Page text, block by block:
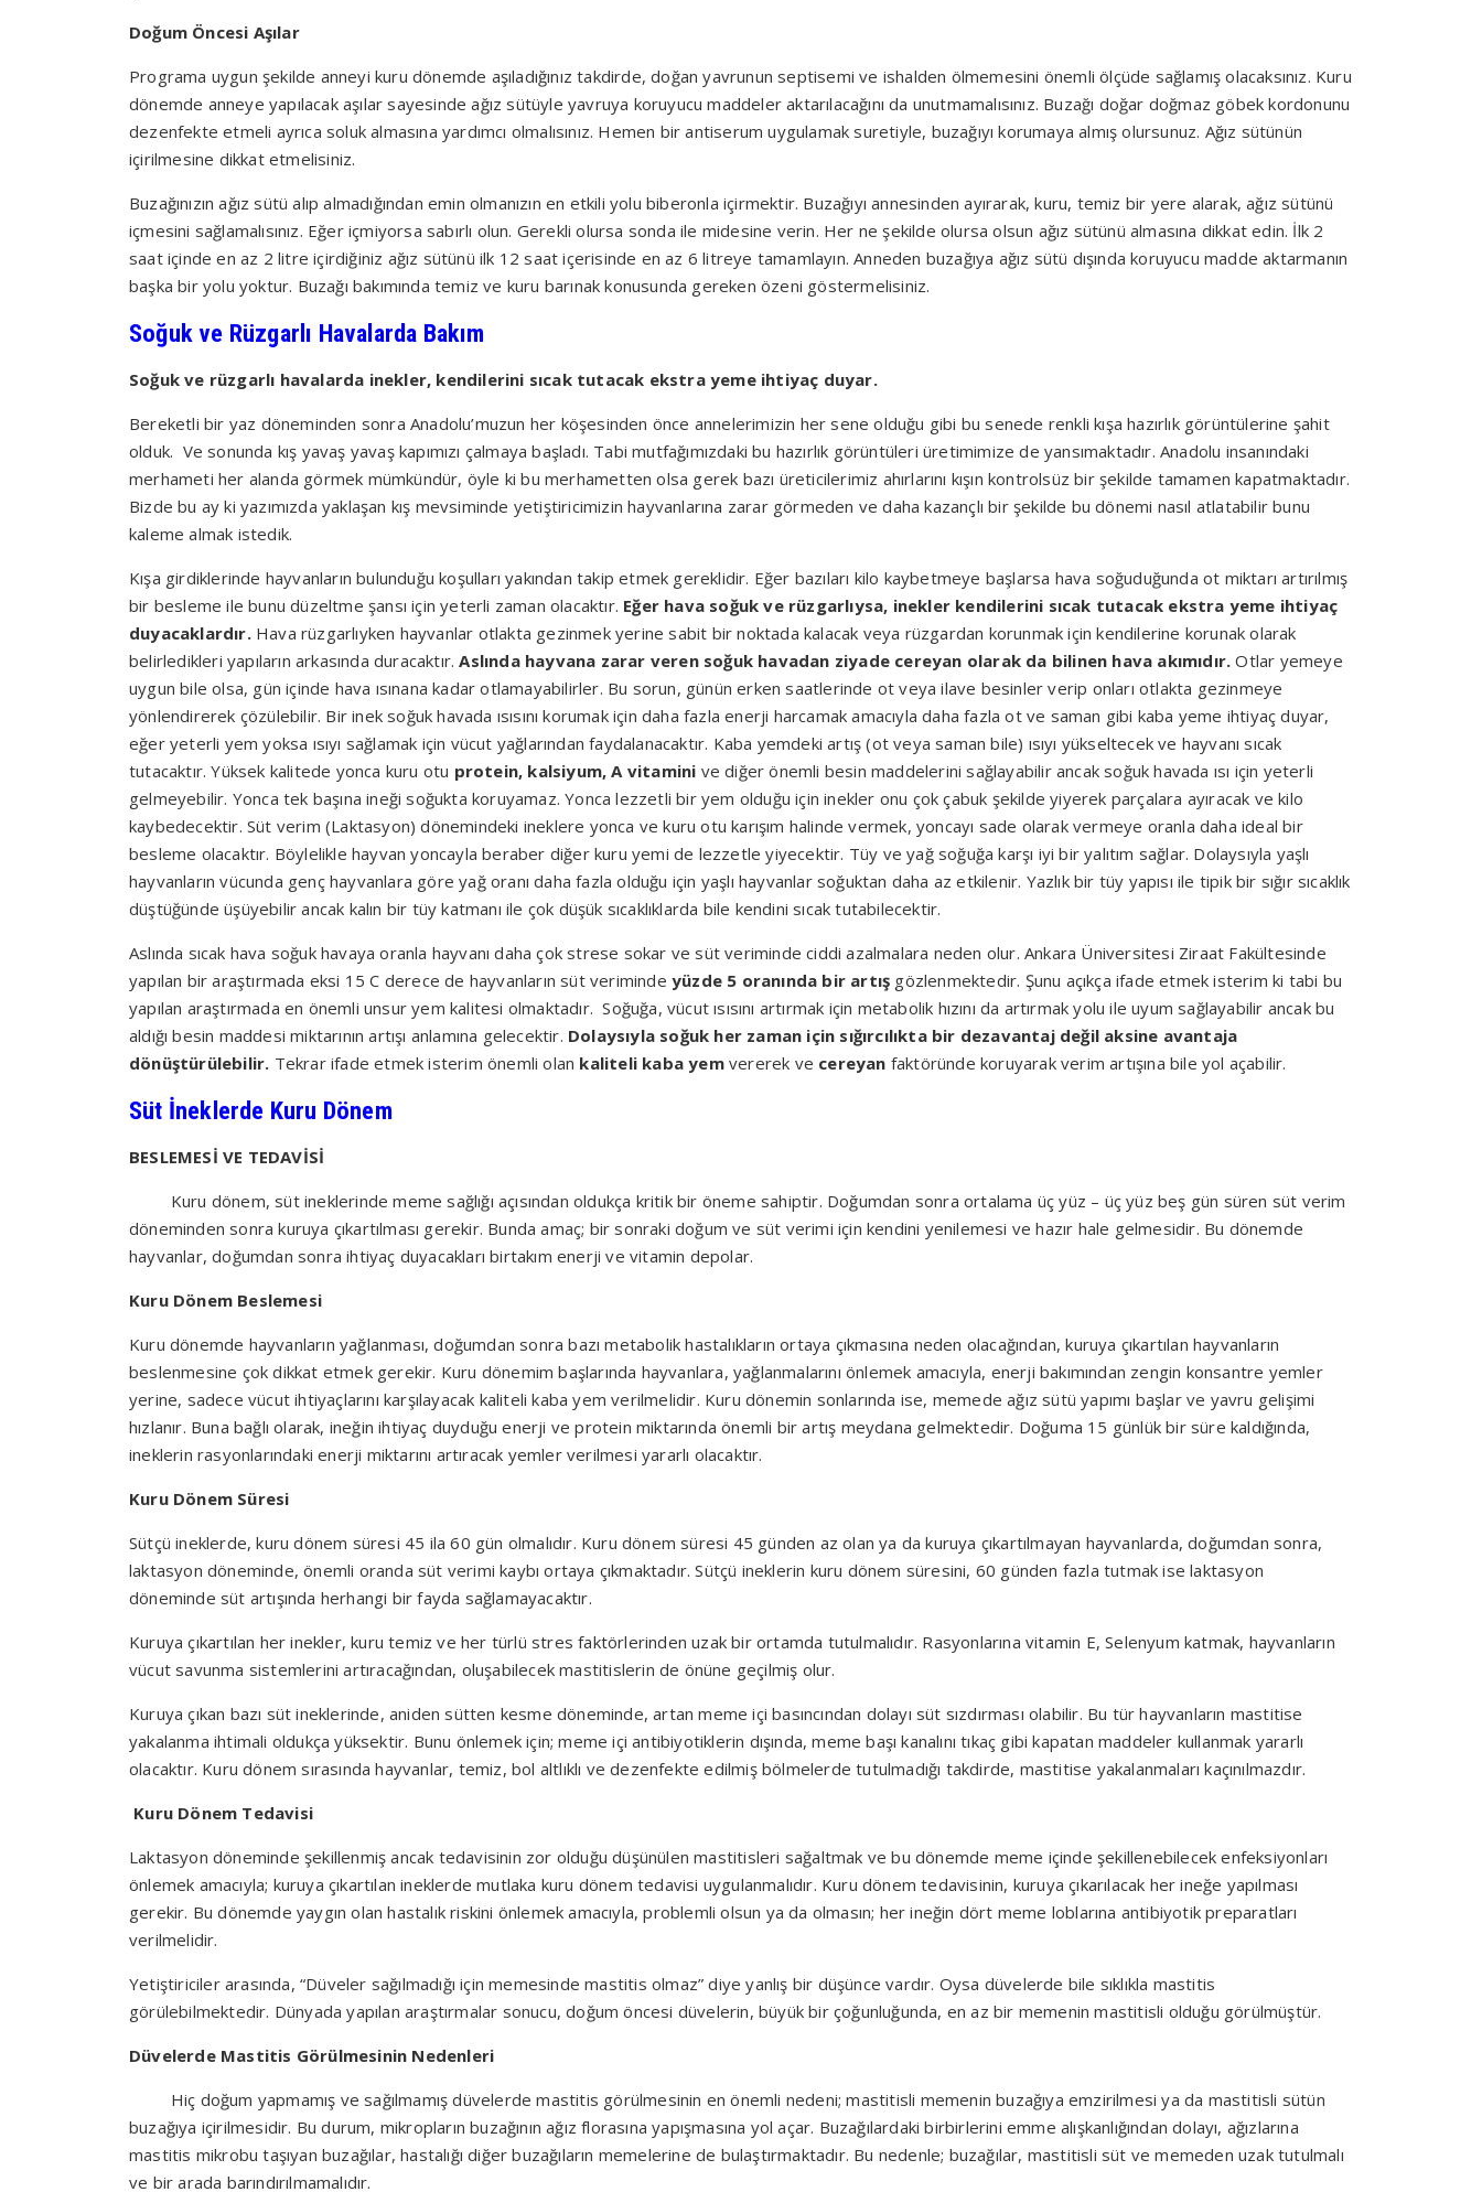
Doğum Öncesi Aşılar
Programa uygun şekilde anneyi kuru dönemde aşıladığınız takdirde, doğan yavrunun septisemi ve ishalden ölmemesini önemli ölçüde sağlamış olacaksınız. Kuru
dönemde anneye yapılacak aşılar sayesinde ağız sütüyle yavruya koruyucu maddeler aktarılacağını da unutmamalısınız. Buzağı doğar doğmaz göbek kordonunu
dezenfekte etmeli ayrıca soluk almasına yardımcı olmalısınız. Hemen bir antiserum uygulamak suretiyle, buzağıyı korumaya almış olursunuz. Ağız sütünün
içirilmesine dikkat etmelisiniz.
Buzağınızın ağız sütü alıp almadığından emin olmanızın en etkili yolu biberonla içirmektir. Buzağıyı annesinden ayırarak, kuru, temiz bir yere alarak, ağız sütünü
içmesini sağlamalısınız. Eğer içmiyorsa sabırlı olun. Gerekli olursa sonda ile midesine verin. Her ne şekilde olursa olsun ağız sütünü almasına dikkat edin. İlk 2
saat içinde en az 2 litre içirdiğiniz ağız sütünü ilk 12 saat içerisinde en az 6 litreye tamamlayın. Anneden buzağıya ağız sütü dışında koruyucu madde aktarmanın
başka bir yolu yoktur. Buzağı bakımında temiz ve kuru barınak konusunda gereken özeni göstermelisiniz.
Soğuk ve Rüzgarlı Havalarda Bakım
Soğuk ve rüzgarlı havalarda inekler, kendilerini sıcak tutacak ekstra yeme ihtiyaç duyar.
Bereketli bir yaz döneminden sonra Anadolu’muzun her köşesinden önce annelerimizin her sene olduğu gibi bu senede renkli kışa hazırlık görüntülerine şahit
olduk. Ve sonunda kış yavaş yavaş kapımızı çalmaya başladı. Tabi mutfağımızdaki bu hazırlık görüntüleri üretimimize de yansımaktadır. Anadolu insanındaki
merhameti her alanda görmek mümkündür, öyle ki bu merhametten olsa gerek bazı üreticilerimiz ahırlarını kışın kontrolsüz bir şekilde tamamen kapatmaktadır.
Bizde bu ay ki yazımızda yaklaşan kış mevsiminde yetiştiricimizin hayvanlarına zarar görmeden ve daha kazançlı bir şekilde bu dönemi nasıl atlatabilir bunu
kaleme almak istedik.
Kışa girdiklerinde hayvanların bulunduğu koşulları yakından takip etmek gereklidir. Eğer bazıları kilo kaybetmeye başlarsa hava soğuduğunda ot miktarı artırılmış
bir besleme ile bunu düzeltme şansı için yeterli zaman olacaktır. Eğer hava soğuk ve rüzgarlıysa, inekler kendilerini sıcak tutacak ekstra yeme ihtiyaç
duyacaklardır.Hava rüzgarlıyken hayvanlar otlakta gezinmek yerine sabit bir noktada kalacak veya rüzgardan korunmak için kendilerine korunak olarak
belirledikleri yapıların arkasında duracaktır.Aslında hayvana zarar veren soğuk havadan ziyade cereyan olarak da bilinen hava akımıdır. Otlar yemeye
uygun bile olsa, gün içinde hava ısınana kadar otlamayabilirler. Bu sorun, günün erken saatlerinde ot veya ilave besinler verip onları otlakta gezinmeye
yönlendirerek çözülebilir. Bir inek soğuk havada ısısını korumak için daha fazla enerji harcamak amacıyla daha fazla ot ve saman gibi kaba yeme ihtiyaç duyar,
eğer yeterli yem yoksa ısıyı sağlamak için vücut yağlarından faydalanacaktır. Kaba yemdeki artış (ot veya saman bile) ısıyı yükseltecek ve hayvanı sıcak
tutacaktır. Yüksek kalitede yonca kuru otu protein, kalsiyum, A vitamini ve diğer önemli besin maddelerini sağlayabilir ancak soğuk havada ısı için yeterli
gelmeyebilir. Yonca tek başına ineği soğukta koruyamaz. Yonca lezzetli bir yem olduğu için inekler onu çok çabuk şekilde yiyerek parçalara ayıracak ve kilo
kaybedecektir. Süt verim (Laktasyon) dönemindeki ineklere yonca ve kuru otu karışım halinde vermek, yoncayı sade olarak vermeye oranla daha ideal bir
besleme olacaktır. Böylelikle hayvan yoncayla beraber diğer kuru yemi de lezzetle yiyecektir. Tüy ve yağ soğuğa karşı iyi bir yalıtım sağlar. Dolaysıyla yaşlı
hayvanların vücunda genç hayvanlara göre yağ oranı daha fazla olduğu için yaşlı hayvanlar soğuktan daha az etkilenir. Yazlık bir tüy yapısı ile tipik bir sığır sıcaklık
düştüğünde üşüyebilir ancak kalın bir tüy katmanı ile çok düşük sıcaklıklarda bile kendini sıcak tutabilecektir.
Aslında sıcak hava soğuk havaya oranla hayvanı daha çok strese sokar ve süt veriminde ciddi azalmalara neden olur. Ankara Üniversitesi Ziraat Fakültesinde
yapılan bir araştırmada eksi 15 C derece de hayvanların süt veriminde yüzde 5 oranında bir artış gözlenmektedir. Şunu açıkça ifade etmek isterim ki tabi bu
yapılan araştırmada en önemli unsur yem kalitesi olmaktadır. Soğuğa, vücut ısısını artırmak için metabolik hızını da artırmak yolu ile uyum sağlayabilir ancak bu
aldığı besin maddesi miktarının artışı anlamına gelecektir. Dolaysıyla soğuk her zaman için sığırcılıkta bir dezavantaj değil aksine avantaja
dönüştürülebilir. Tekrar ifade etmek isterim önemli olan kaliteli kaba yemvererek ve cereyan faktöründe koruyarak verim artışına bile yol açabilir.
Süt İneklerde Kuru Dönem
BESLEMESİ VE TEDAVİSİ
Kuru dönem, süt ineklerinde meme sağlığı açısından oldukça kritik bir öneme sahiptir. Doğumdan sonra ortalama üç yüz – üç yüz beş gün süren süt verim
döneminden sonra kuruya çıkartılması gerekir. Bunda amaç; bir sonraki doğum ve süt verimi için kendini yenilemesi ve hazır hale gelmesidir. Bu dönemde
hayvanlar, doğumdan sonra ihtiyaç duyacakları birtakım enerji ve vitamin depolar.
Kuru Dönem Beslemesi
Kuru dönemde hayvanların yağlanması, doğumdan sonra bazı metabolik hastalıkların ortaya çıkmasına neden olacağından, kuruya çıkartılan hayvanların
beslenmesine çok dikkat etmek gerekir. Kuru dönemim başlarında hayvanlara, yağlanmalarını önlemek amacıyla, enerji bakımından zengin konsantre yemler
yerine, sadece vücut ihtiyaçlarını karşılayacak kaliteli kaba yem verilmelidir. Kuru dönemin sonlarında ise, memede ağız sütü yapımı başlar ve yavru gelişimi
hızlanır. Buna bağlı olarak, ineğin ihtiyaç duyduğu enerji ve protein miktarında önemli bir artış meydana gelmektedir. Doğuma 15 günlük bir süre kaldığında,
ineklerin rasyonlarındaki enerji miktarını artıracak yemler verilmesi yararlı olacaktır.
Kuru Dönem Süresi
Sütçü ineklerde, kuru dönem süresi 45 ila 60 gün olmalıdır. Kuru dönem süresi 45 günden az olan ya da kuruya çıkartılmayan hayvanlarda, doğumdan sonra,
laktasyon döneminde, önemli oranda süt verimi kaybı ortaya çıkmaktadır. Sütçü ineklerin kuru dönem süresini, 60 günden fazla tutmak ise laktasyon
döneminde süt artışında herhangi bir fayda sağlamayacaktır.
Kuruya çıkartılan her inekler, kuru temiz ve her türlü stres faktörlerinden uzak bir ortamda tutulmalıdır. Rasyonlarına vitamin E, Selenyum katmak, hayvanların
vücut savunma sistemlerini artıracağından, oluşabilecek mastitislerin de önüne geçilmiş olur.
Kuruya çıkan bazı süt ineklerinde, aniden sütten kesme döneminde, artan meme içi basıncından dolayı süt sızdırması olabilir. Bu tür hayvanların mastitise
yakalanma ihtimali oldukça yüksektir. Bunu önlemek için; meme içi antibiyotiklerin dışında, meme başı kanalını tıkaç gibi kapatan maddeler kullanmak yararlı
olacaktır. Kuru dönem sırasında hayvanlar, temiz, bol altlıklı ve dezenfekte edilmiş bölmelerde tutulmadığı takdirde, mastitise yakalanmaları kaçınılmazdır.
Kuru Dönem Tedavisi
Laktasyon döneminde şekillenmiş ancak tedavisinin zor olduğu düşünülen mastitisleri sağaltmak ve bu dönemde meme içinde şekillenebilecek enfeksiyonları
önlemek amacıyla; kuruya çıkartılan ineklerde mutlaka kuru dönem tedavisi uygulanmalıdır. Kuru dönem tedavisinin, kuruya çıkarılacak her ineğe yapılması
gerekir. Bu dönemde yaygın olan hastalık riskini önlemek amacıyla, problemli olsun ya da olmasın; her ineğin dört meme loblarına antibiyotik preparatları
verilmelidir.
Yetiştiriciler arasında, “Düveler sağılmadığı için memesinde mastitis olmaz” diye yanlış bir düşünce vardır. Oysa düvelerde bile sıklıkla mastitis
görülebilmektedir. Dünyada yapılan araştırmalar sonucu, doğum öncesi düvelerin, büyük bir çoğunluğunda, en az bir memenin mastitisli olduğu görülmüştür.
Düvelerde Mastitis Görülmesinin Nedenleri
Hiç doğum yapmamış ve sağılmamış düvelerde mastitis görülmesinin en önemli nedeni; mastitisli memenin buzağıya emzirilmesi ya da mastitisli sütün
buzağıya içirilmesidir. Bu durum, mikropların buzağının ağız florasına yapışmasına yol açar. Buzağılardaki birbirlerini emme alışkanlığından dolayı, ağızlarına
mastitis mikrobu taşıyan buzağılar, hastalığı diğer buzağıların memelerine de bulaştırmaktadır. Bu nedenle; buzağılar, mastitisli süt ve memeden uzak tutulmalı
ve bir arada barındırılmamalıdır.